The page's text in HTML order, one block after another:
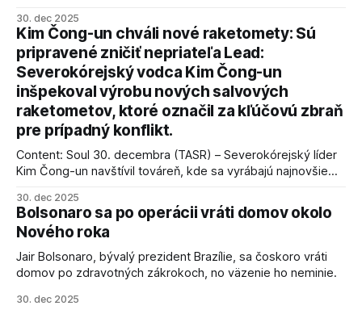
kľúčové pre úspešné dosiahnutie prímeria v Gaze. Agentúra
AFP informuje, že Trump vyjadril presvedčenie, že Izrael plní
podmienky dohody o prí
30. dec 2025
Kim Čong-un chváli nové raketomety: Sú
pripravené zničiť nepriateľa Lead:
Severokórejský vodca Kim Čong-un
inšpekoval výrobu nových salvových
raketometov, ktoré označil za kľúčovú zbraň
pre prípadný konflikt.
Content: Soul 30. decembra (TASR) – Severokórejský líder
Kim Čong-un navštívil továreň, kde sa vyrábajú najnovšie
schopnosti. Informovali o tom štátne médiá KĽDR, na ktoré
sa odvoláva agentúra AFP.
30. dec 2025
Bolsonaro sa po operácii vráti domov okolo
Nového roka
Jair Bolsonaro, bývalý prezident Brazílie, sa čoskoro vráti
domov po zdravotných zákrokoch, no väzenie ho neminie.
30. dec 2025